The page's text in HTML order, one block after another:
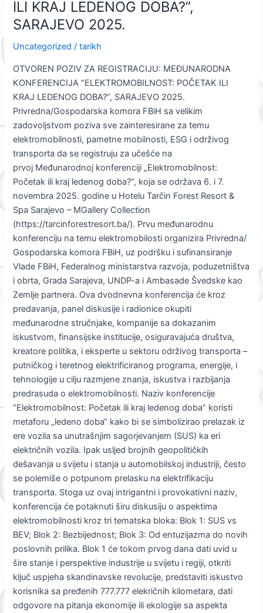
ILI KRAJ LEDENOG DOBA?”,
SARAJEVO 2025.
Uncategorized /tarikh
OTVOREN POZIV ZA REGISTRACIJU: MEĐUNARODNA
KONFERENCIJA “ELEKTROMOBILNOST: POČETAK ILI
KRAJ LEDENOG DOBA?”, SARAJEVO 2025.
Privredna/Gospodarska komora FBiH sa velikim
zadovoljstvom poziva sve zainteresirane za temu
elektromobilnosti, pametne mobilnosti, ESG i održivog
transporta da se registruju za učešće na
prvoj Međunarodnoj konferenciji „Elektromobilnost:
Početak ili kraj ledenog doba?“, koja se održava 6. i 7.
novembra 2025. godine u Hotelu Tarčin Forest Resort &
Spa Sarajevo – MGallery Collection
(https://tarcinforestresort.ba/). Prvu međunarodnu
konferenciju na temu elektromobilosti organizira Privredna/
Gospodarska komora FBiH, uz podršku i sufinansiranje
Vlade FBiH, Federalnog ministarstva razvoja, poduzetništva
i obrta, Grada Sarajeva, UNDP-a i Ambasade Švedske kao
Zemlje partnera. Ova dvodnevna konferencija će kroz
predavanja, panel diskusije i radionice okupiti
međunarodne stručnjake, kompanije sa dokazanim
iskustvom, finansijske institucije, osiguravajuća društva,
kreatore politika, i eksperte u sektoru održivog transporta –
putničkog i teretnog elektrificiranog programa, energije, i
tehnologije u cilju razmjene znanja, iskustva i razbijanja
predrasuda o elektromobilnosti. Naziv konferencije
“Elektromobilnost: Početak ili kraj ledenog doba” koristi
metaforu „ledeno doba“ kako bi se simbolizirao prelazak iz
ere vozila sa unutrašnjim sagorjevanjem (SUS) ka eri
električnih vozila. Ipak usljed brojnih geopolitičkih
dešavanja u svijetu i stanja u automobilskoj industriji, često
se polemiše o potpunom prelasku na elektrifikaciju
transporta. Stoga uz ovaj intrigantni i provokativni naziv,
konferencija će potaknuti širu diskusiju o aspektima
elektromobilnosti kroz tri tematska bloka: Blok 1: SUS vs
BEV; Blok 2: Bezbijednost; Blok 3: Od entuzijazma do novih
poslovnih prilika. Blok 1 će tokom prvog dana dati uvid u
šire stanje i perspektive industrije u svijetu i regiji, otkriti
ključ uspjeha skandinavske revolucije, predstaviti iskustvo
korisnika sa pređenih 777.777 elekričnih kilometara, dati
odgovore na pitanja ekonomije ili ekologije sa aspekta